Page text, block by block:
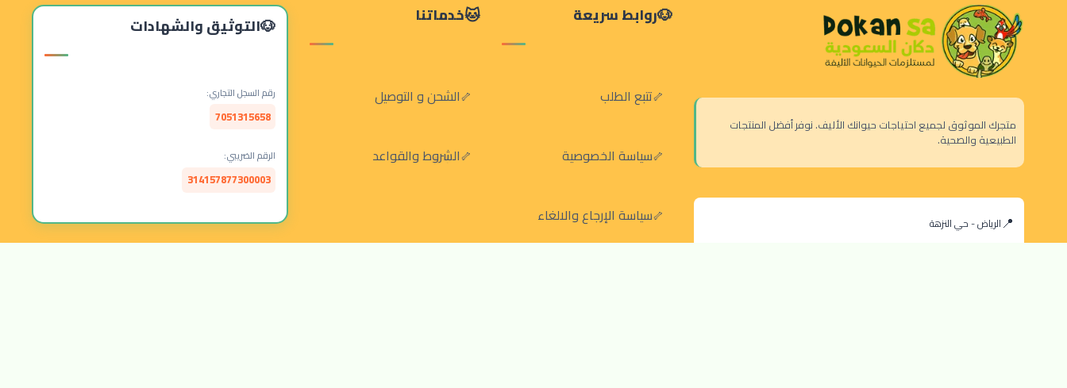
متجرك الموثوق لجميع احتياجات حيوانك الأليف. نوفر أفضل المنتجات
الطبيعية والصحية.
الرياض - حي النزهة
روابط سريعة
تتبع الطلب
سياسة الخصوصية
سياسة الإرجاع والالغاء
خدماتنا
الشحن و التوصيل
الشروط والقواعد
التوثيق والشهادات
رقم السجل التجاري:
7051315658
الرقم الضريبي:
314157877300003